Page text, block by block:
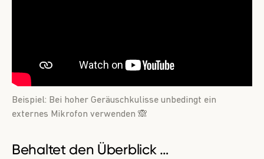
Beispiel: Bei hoher Geräuschkulisse unbedingt ein
externes Mikrofon verwenden 🙈
Behaltet den Überblick …